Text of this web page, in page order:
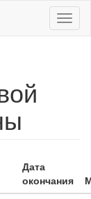
Дата
окончания